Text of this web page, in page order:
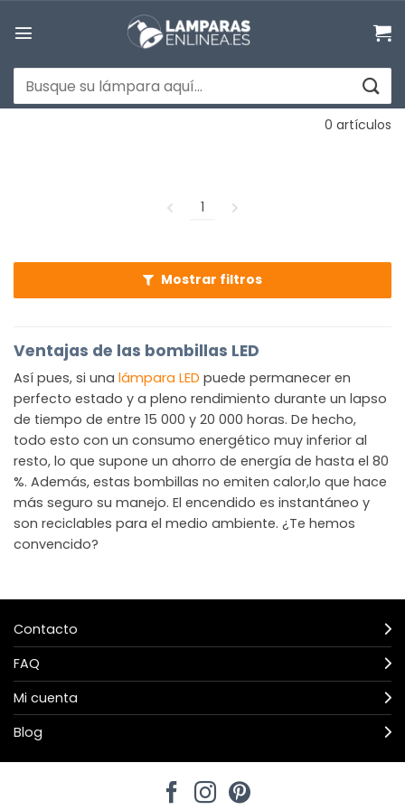
Buscar
por:
0 artículos
1
Mostrar filtros
Ventajas de las bombillas LED
Así pues, si una lámpara LED puede permanecer en
perfecto estado y a pleno rendimiento durante un lapso
de tiempo de entre 15 000 y 20 000 horas. De hecho,
todo esto con un consumo energético muy inferior al
resto, lo que supone un ahorro de energía de hasta el 80
%. Además, estas bombillas no emiten calor,lo que hace
más seguro su manejo. El encendido es instantáneo y
son reciclables para el medio ambiente. ¿Te hemos
convencido?
Contacto
FAQ
Mi cuenta
Blog